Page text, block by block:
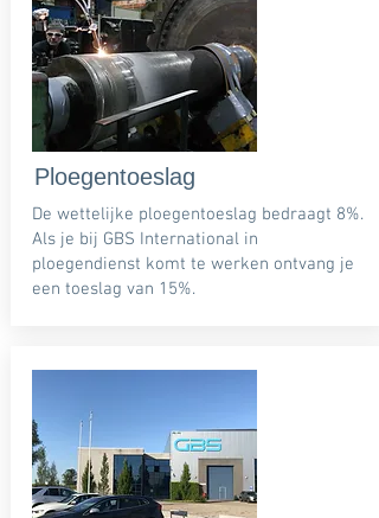
Ploegentoeslag
De wettelijke ploegentoeslag bedraagt 8%.
Als je bij GBS International in
ploegendienst komt te werken ontvang je
een toeslag van 15%.